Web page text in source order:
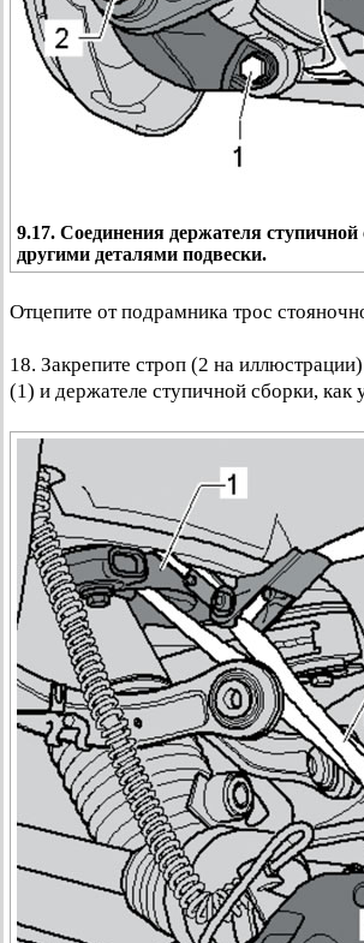
9.17. Соединения держателя ступичной
другими деталями подвески.
Отцепите от подрамника трос
18. Закрепите строп (2 на
(1) и держателе ступичной сборки, как